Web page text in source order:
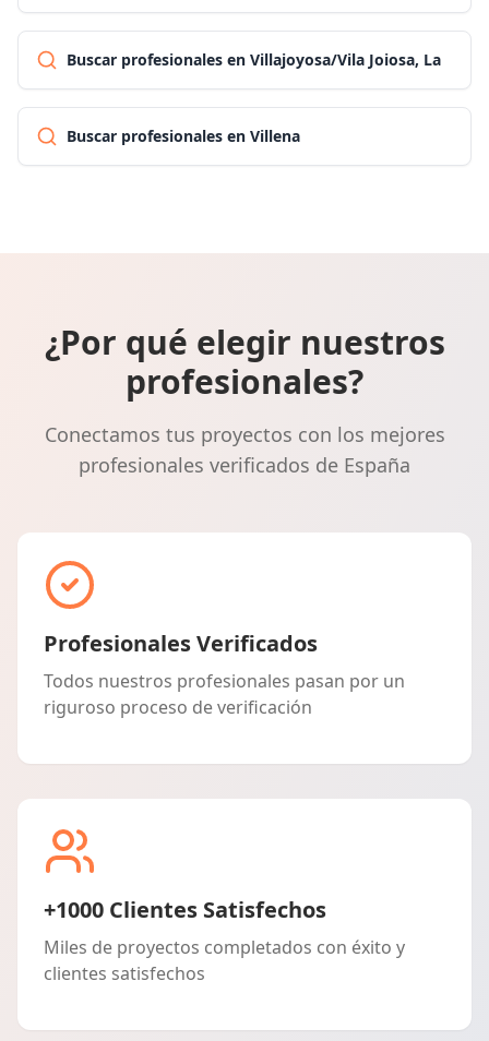
Buscar profesionales en Villajoyosa/Vila Joiosa, La
Buscar profesionales en Villena
¿Por qué elegir nuestros
profesionales?
Conectamos tus proyectos con los mejores
profesionales verificados de España
Profesionales Verificados
Todos nuestros profesionales pasan por un
riguroso proceso de verificación
+1000 Clientes Satisfechos
Miles de proyectos completados con éxito y
clientes satisfechos